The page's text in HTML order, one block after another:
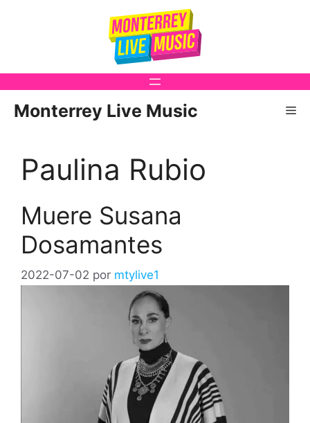
Monterrey Live Music
Paulina Rubio
Muere Susana
Dosamantes
2022-07-02 por mtylive1